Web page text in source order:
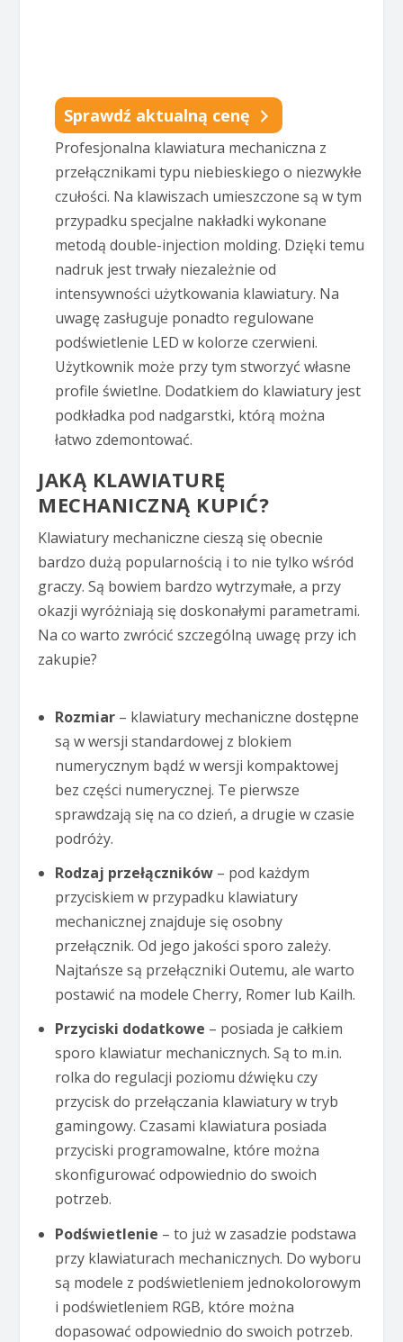
Sprawdź aktualną cenę
Profesjonalna klawiatura mechaniczna z
przełącznikami typu niebieskiego o niezwykłe
czułości. Na klawiszach umieszczone są w tym
przypadku specjalne nakładki wykonane
metodą double-injection molding. Dzięki temu
nadruk jest trwały niezależnie od
intensywności użytkowania klawiatury. Na
uwagę zasługuje ponadto regulowane
podświetlenie LED w kolorze czerwieni.
Użytkownik może przy tym stworzyć własne
profile świetlne. Dodatkiem do klawiatury jest
podkładka pod nadgarstki, którą można
łatwo zdemontować.
JAKĄ KLAWIATURĘ
MECHANICZNĄ KUPIĆ?
Klawiatury mechaniczne cieszą się obecnie
bardzo dużą popularnością i to nie tylko wśród
graczy. Są bowiem bardzo wytrzymałe, a przy
okazji wyróżniają się doskonałymi parametrami.
Na co warto zwrócić szczególną uwagę przy ich
zakupie?
Rozmiar– klawiatury mechaniczne dostępne
są w wersji standardowej z blokiem
numerycznym bądź w wersji kompaktowej
bez części numerycznej. Te pierwsze
sprawdzają się na co dzień, a drugie w czasie
podróży.
Rodzaj przełączników– pod każdym
przyciskiem w przypadku klawiatury
mechanicznej znajduje się osobny
przełącznik. Od jego jakości sporo zależy.
Najtańsze są przełączniki Outemu, ale warto
postawić na modele Cherry, Romer lub Kailh.
Przyciski dodatkowe – posiada je całkiem
sporo klawiatur mechanicznych. Są to m.in.
rolka do regulacji poziomu dźwięku czy
przycisk do przełączania klawiatury w tryb
gamingowy. Czasami klawiatura posiada
przyciski programowalne, które można
skonfigurować odpowiednio do swoich
potrzeb.
Podświetlenie – to już w zasadzie podstawa
przy klawiaturach mechanicznych. Do wyboru
są modele z podświetleniem jednokolorowym
i podświetleniem RGB, które można
dopasować odpowiednio do swoich potrzeb.